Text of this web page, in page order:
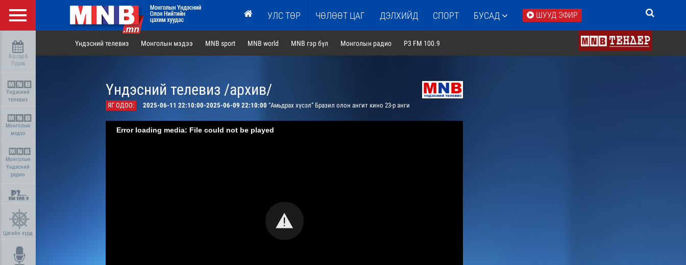
УЛС ТӨР ЧӨЛӨӨТ ЦАГ ДЭЛХИЙД СПОРТ БУСАД ШУУД ЭФИР
8-р сар 6
Пүрэв
Үндэсний
телевиз
Монголын
мэдээ
Монголын
Үндэсний
радио
Цагийн хүрд
Үндэсний телевиз Монголын мэдээ MNB sport MNB world MNB гэр бүл Монголын радио P3 FM 100.9
Үндэсний телевиз /архив/
ЯГ ОДОО: 2025-06-11 22:10:00-2025-06-09 22:10:00 “Амьдрах хүсэл” Бразил олон ангит кино 23-р анги
Error loading media: File could not be played